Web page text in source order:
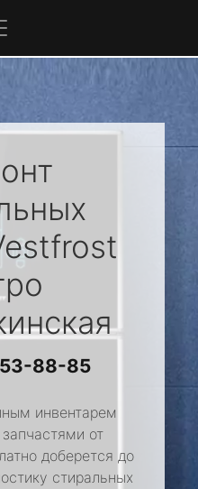
88-85
инвентарем
от
доберется до
стиральных